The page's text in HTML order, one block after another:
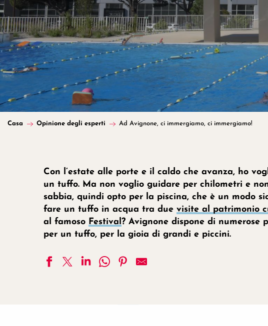
Casa Opinione degli esperti Ad Avignone, ci immergiamo, ci immergiamo!
Con l’estate alle porte e il caldo che avanza, ho
un tuffo. Ma non voglio guidare per chilometri e
sabbia, quindi opto per la piscina, che è un modo
fare un tuffo in acqua tra due visite al patrimonio
al famoso Festival? Avignone dispone di numerose
per un tuffo, per la gioia di grandi e piccini.